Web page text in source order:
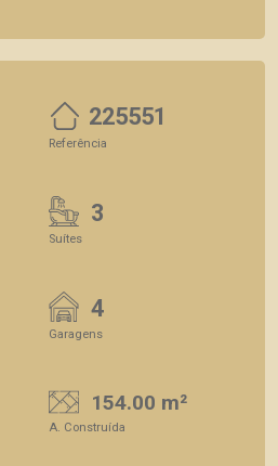
225551
Referência
3
Suítes
4
Garagens
154.00 m²
A. Construída